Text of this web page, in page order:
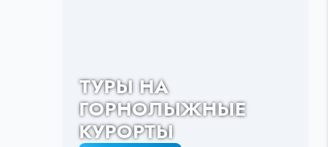
ТУРЫ НА
ГОРНОЛЫЖНЫЕ
КУРОРТЫ